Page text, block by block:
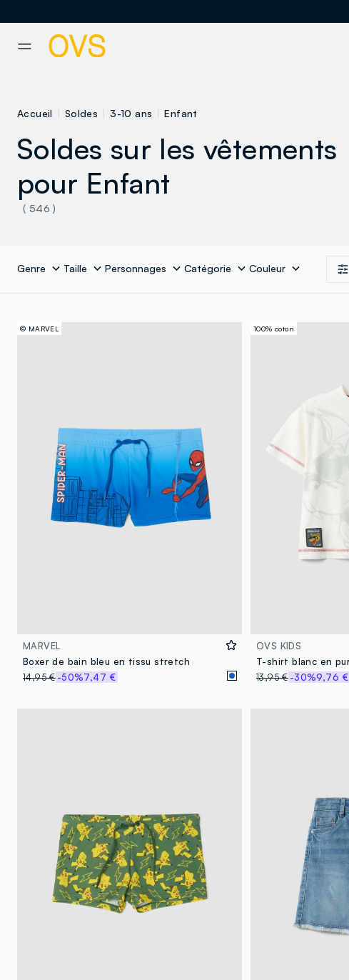
Accueil Soldes 3-10 ans Enfant
Soldes sur les vêtements
pour Enfant
( 546 )
Genre Taille Personnages Catégorie Couleur
© MARVEL
MARVEL
Boxer de bain bleu en tissu stretch
14,95 €-50%7,47 €
100% coton
OVS KIDS
13,95 €-30%9,76 €